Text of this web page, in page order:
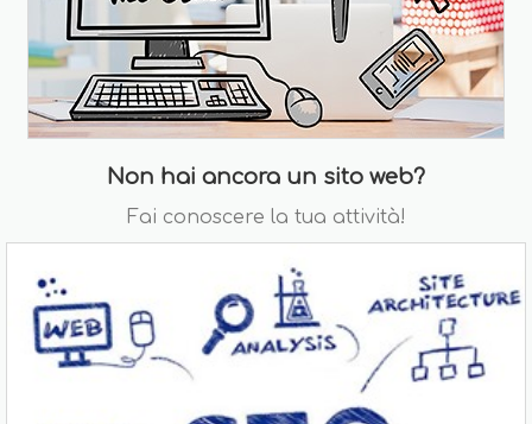
Non hai ancora un sito web?
Fai conoscere la tua attività!